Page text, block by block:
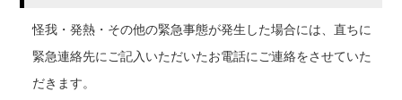
怪我・発熱・その他の緊急事態が発生した場合には、直ちに
緊急連絡先にご記入いただいたお電話にご連絡をさせていた
だきます。